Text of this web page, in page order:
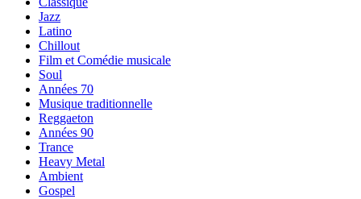
Jazz
Latino
Chillout
Film et Comédie musicale
Soul
Années 70
Musique traditionnelle
Reggaeton
Années 90
Trance
Heavy Metal
Ambient
Gospel